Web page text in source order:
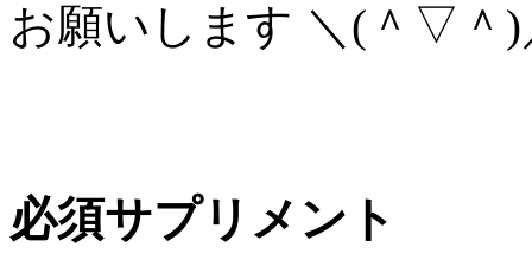
お願いします ＼(＾▽＾)
必須サプリメント